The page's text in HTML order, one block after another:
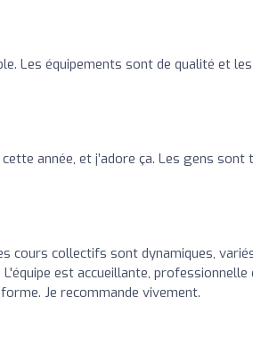
Les équipements sont de qualité et les
année, et j’adore ça. Les gens sont
cours collectifs sont dynamiques,
est accueillante, professionnelle
Je recommande vivement.